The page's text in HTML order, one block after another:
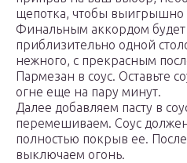
щепотка, чтобы выигрышно
Финальным аккордом
приблизительно одной
нежного, с прекрасным
Пармезан в соус. Оставьте
огне еще на пару минут.
Далее добавляем пасту в
перемешиваем. Соус должен
полностью покрыв ее.
выключаем огонь.